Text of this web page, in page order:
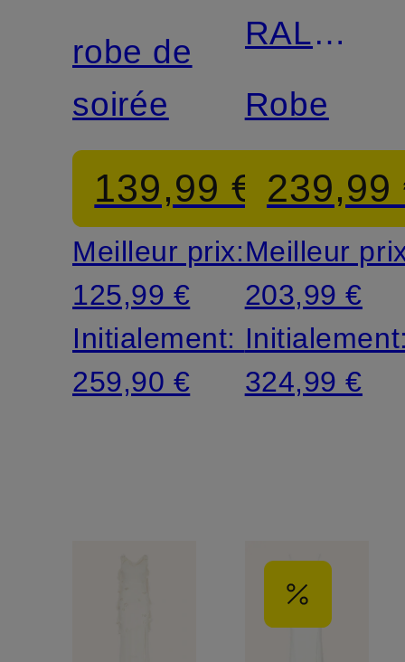
robe de
soirée
139,99 €
Meilleur prix:
125,99 €
Initialement:
259,90 €
RALPH
LAUREN
Robe
239,99
Meilleur
203,99 €
324,99 €